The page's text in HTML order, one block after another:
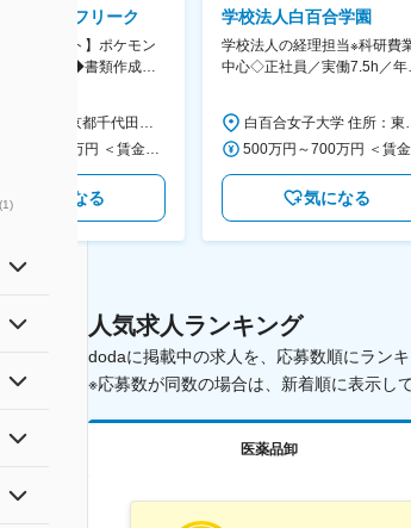
(1)
社ゲームフリーク
アシスタント】ポケモン
ズ開発企業◆書類作成・
力など◆年休126日・
気になる
学校法人白百合学園
学校法人の経理担当※科研費
中心◇正社員／実働7.5h／年
気になる
人気求人ランキング
dodaに掲載中の求人を、応募数順にラン
※応募数が同数の場合は、新着順に表示して
医薬品卸